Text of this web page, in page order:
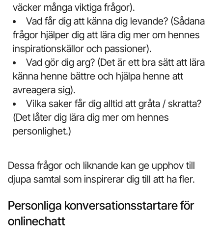
väcker många viktiga frågor).
Vad får dig att känna dig levande? (Sådana
frågor hjälper dig att lära dig mer om hennes
inspirationskällor och passioner).
Vad gör dig arg? (Det är ett bra sätt att lära
känna henne bättre och hjälpa henne att
avreagera sig).
Vilka saker får dig alltid att gråta / skratta?
(Det låter dig lära dig mer om hennes
personlighet.)
Dessa frågor och liknande kan ge upphov till
djupa samtal som inspirerar dig till att ha fler.
Personliga konversationsstartare för
onlinechatt